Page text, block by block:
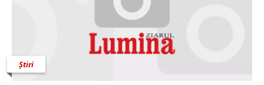
Știri